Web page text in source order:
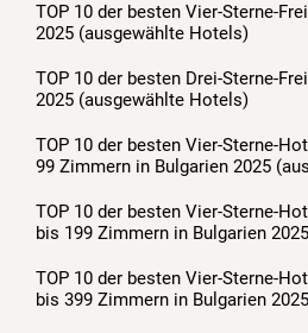
TOP 10 der besten Vier-Sterne-
2025 (ausgewählte Hotels)
TOP 10 der besten Drei-Sterne-
2025 (ausgewählte Hotels)
TOP 10 der besten Vier-Sterne-
99 Zimmern in Bulgarien 2025
TOP 10 der besten Vier-Sterne-
bis 199 Zimmern in Bulgarien
TOP 10 der besten Vier-Sterne-
bis 399 Zimmern in Bulgarien